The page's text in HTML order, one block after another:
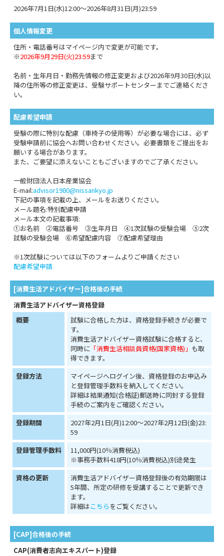
2026年7月1日(水)12:00～2026年8月31日(月)23:59
個人情報変更
住所・電話番号はマイページ内で変更が可能です。
※2026年9月29日(火)23:59まで
名前・生年月日・勤務先情報の修正変更および2026年9月30日(水)以
降の住所等の修正変更は、受験サポートセンターまでご連絡くださ
い。
配慮希望申請
受験の際に特別な配慮（車椅子の使用等）が必要な場合には、必ず
受験申請前に協会へお問い合わせください。必要書類をご提出をお
願いする場合があります。
また、ご要望に添えないこともございますのでご了承ください。
一般財団法人日本産業協会
E-mail:advisor1980@nissankyo.jp
下記の事項を記載の上、メールをお送りください。
メール題名:特別配慮申請
メール本文の記載事項:
①お名前 ②電話番号 ③生年月日 ④1次試験の受験会場 ⑤2次
試験の受験会場 ⑥希望配慮内容 ⑦配慮希望理由
※1次試験については以下のフォームよりご申請ください
配慮希望申請
[消費生活アドバイザー]合格後の手続
消費生活アドバイザー資格登録
概要
試験に合格した方は、資格登録手続きが必要で
す。
消費生活アドバイザー資格試験に合格すると、
同時に「消費生活相談員資格(国家資格)」 も取
得できます。
登録方法
マイページへログイン後、資格登録のお申込み
と登録管理手数料を納入してください。
詳細は結果通知(合格証)郵送時に同封する登録
手続のご案内をご確認ください。
登録期間
2027年2月1日(月)12:00～2027年2月12日(金)23:
59
登録管理手数料
11,000円(10％消費税込)
※事務手数料418円(10％消費税込)別途発生
資格の更新
消費生活アドバイザー資格登録後の有効期限は
5年間、所定の研修を受講することで更新でき
ます。
詳細はこちら をご覧ください。
[CAP]合格後の手続
CAP(消費者志向エキスパート)登録